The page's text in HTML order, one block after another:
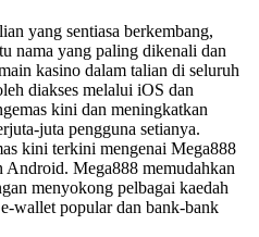
yang sentiasa berkembang,
nama yang paling dikenali dan
kasino dalam talian di seluruh
diakses melalui iOS dan
kini dan meningkatkan
juta pengguna setianya.
kini terkini mengenai Mega888
Android. Mega888 memudahkan
menyokong pelbagai kaedah
wallet popular dan bank-bank